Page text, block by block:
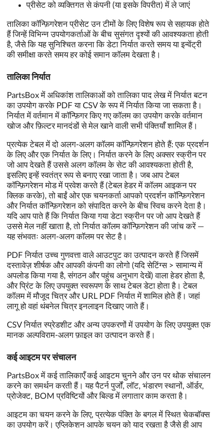
प्रीसेट को व्यक्तिगत से कंपनी (या इसके विपरीत) में ले जाएं
तालिका कॉन्फ़िगरेशन प्रीसेट उन टीमों के लिए विशेष रूप से सहायक होते
हैं जिन्हें विभिन्न उपयोगकर्ताओं के बीच सुसंगत दृश्यों की आवश्यकता होती
है, जैसे कि यह सुनिश्चित करना कि डेटा निर्यात करते समय या इन्वेंट्री
की समीक्षा करते समय हर कोई समान कॉलम देखता है।
तालिका निर्यात
PartsBox में अधिकांश तालिकाओं को तालिका पाद लेख में निर्यात बटन
का उपयोग करके PDF या CSV के रूप में निर्यात किया जा सकता है।
निर्यात में वर्तमान में कॉन्फ़िगर किए गए कॉलम का उपयोग करके वर्तमान
खोज और फ़िल्टर मानदंडों से मेल खाने वाली सभी पंक्तियाँ शामिल हैं।
प्रत्येक टेबल में दो अलग-अलग कॉलम कॉन्फ़िगरेशन होते हैं: एक प्रदर्शन
के लिए और एक निर्यात के लिए। निर्यात करने के लिए अक्सर स्क्रीन पर
जो आप देखते हैं उससे अलग कॉलम के सेट की आवश्यकता होती है,
इसलिए इन्हें स्वतंत्र रूप से बनाए रखा जाता है। जब आप टेबल
कॉन्फ़िगरेशन मोड में प्रवेश करते हैं (टेबल हेडर में कॉलम आइकन पर
क्लिक करके), तो बाईं ओर एक चयनकर्ता आपको प्रदर्शन कॉन्फ़िगरेशन
और निर्यात कॉन्फ़िगरेशन को संपादित करने के बीच स्विच करने देता है।
यदि आप पाते हैं कि निर्यात किया गया डेटा स्क्रीन पर जो आप देखते हैं
उससे मेल नहीं खाता है, तो निर्यात कॉलम कॉन्फ़िगरेशन की जांच करें —
यह संभवतः अलग-अलग कॉलम पर सेट है।
PDF निर्यात उच्च गुणवत्ता वाले आउटपुट का उत्पादन करते हैं जिसमें
दस्तावेज़ शीर्षक और आपकी कंपनी का लोगो (यदि सेटिंग्स > सामान्य में
अपलोड किया गया है, संगठन और पहुंच अनुभाग देखें) वाला हेडर होता है,
और प्रिंट के लिए उपयुक्त स्वरूपण के साथ टेबल डेटा होता है। टेबल
कॉलम में मौजूद चित्र और URL PDF निर्यात में शामिल होते हैं। जहां
लागू हो वहां थंबनेल चित्र इनलाइन दिखाए जाते हैं।
CSV निर्यात स्प्रेडशीट और अन्य उपकरणों में उपयोग के लिए उपयुक्त एक
मानक अल्पविराम-अलग फ़ाइल का उत्पादन करते हैं।
कई आइटम पर संचालन
PartsBox में कई तालिकाएँ कई आइटम चुनने और उन पर थोक संचालन
करने का समर्थन करती हैं। यह पैटर्न पुर्जों, लॉट, भंडारण स्थानों, ऑर्डर,
प्रोजेक्ट, BOM प्रविष्टियों और बिल्ड में लगातार काम करता है।
आइटम का चयन करने के लिए, प्रत्येक पंक्ति के बगल में स्थित चेकबॉक्स
का उपयोग करें। एप्लिकेशन आपके चयन को याद रखता है जैसे ही आप